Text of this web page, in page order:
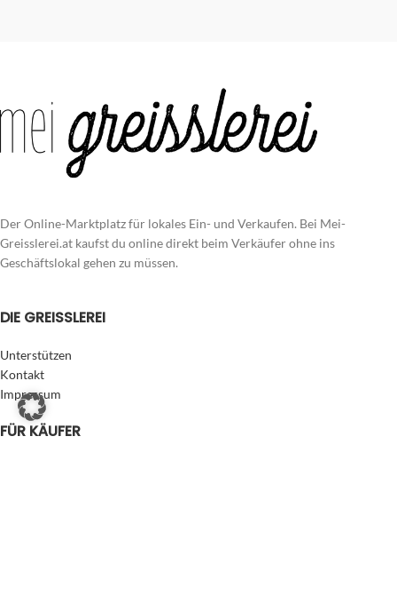
Der Online-Marktplatz für lokales Ein- und Verkaufen. Bei Mei-
Greisslerei.at kaufst du online direkt beim Verkäufer ohne ins
Geschäftslokal gehen zu müssen.
DIE GREISSLEREI
Unterstützen
Kontakt
Impressum
FÜR KÄUFER